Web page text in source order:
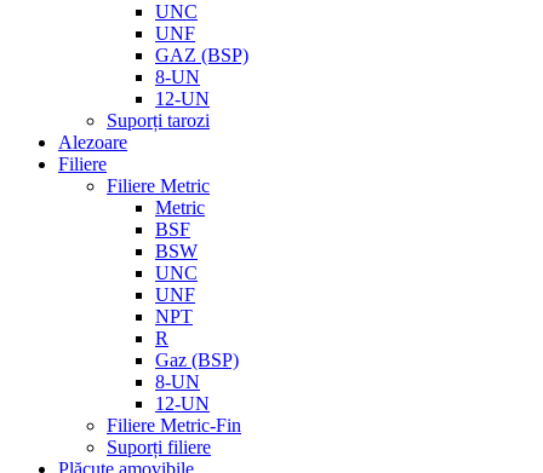
UNC
UNF
GAZ (BSP)
8-UN
12-UN
Suporți tarozi
Alezoare
Filiere
Filiere Metric
Metric
BSF
BSW
UNC
UNF
NPT
R
Gaz (BSP)
8-UN
12-UN
Filiere Metric-Fin
Suporți filiere
Plăcuțe amovibile